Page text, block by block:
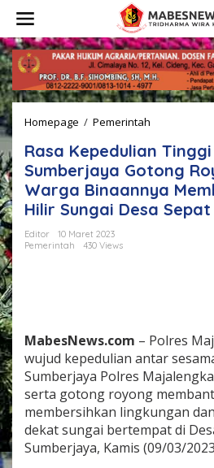
w
a
t
i
k
e
k
o
n
t
e
n
Homepage / Pemerintah
s
a
K
e
p
i
n
g
g
i
P
e
r
Rasa Kepedulian
Sumberjaya Gotong
Warga Binaannya
Hilir Sungai Desa Sepat
Editor
10 Maret 2023
Pemerintah
430 Views
MabesNews.com – Polres
wujud kepedulian antar
Sumberjaya Polres
serta gotong royong
membersihkan lingkungan
dekat sungai bertempat di
Sumberjaya, Kamis (09/03/